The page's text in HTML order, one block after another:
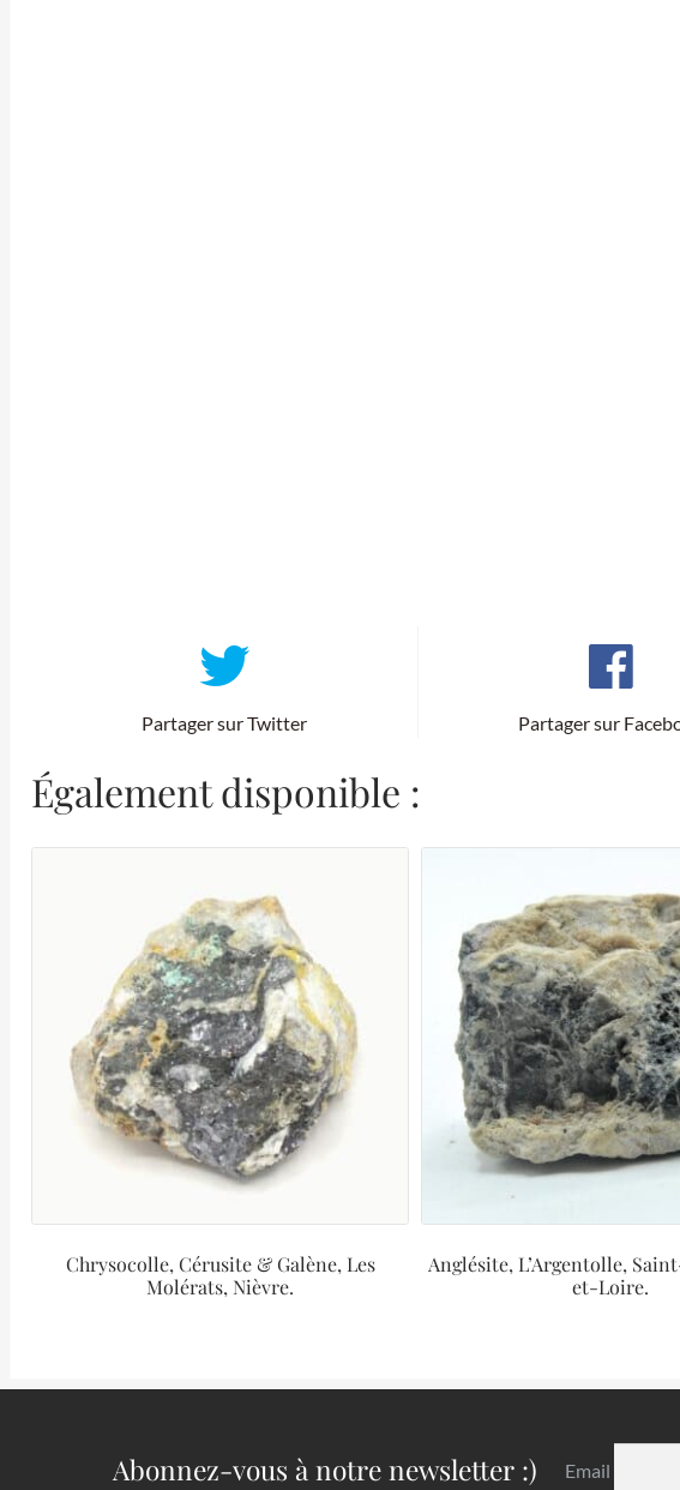
Partager sur Twitter Partager sur
Également disponible :
Chrysocolle, Cérusite & Galène, Les
Molérats, Nièvre.
Anglésite, L’Argentolle,
et-Loire.
Abonnez-vous à notre newsletter :) Email